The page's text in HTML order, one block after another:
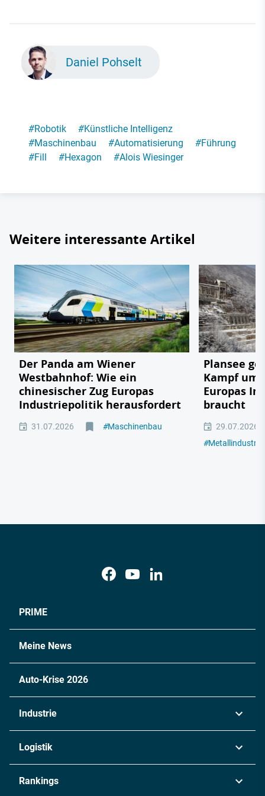
Daniel Pohselt
#Robotik #Künstliche Intelligenz
#Maschinenbau #Automatisierung #Führung
#Fill #Hexagon #Alois Wiesinger
Weitere interessante Artikel
Der Panda am Wiener
Westbahnhof: Wie ein
chinesischer Zug Europas
Industriepolitik herausfordert
31.07.2026 #Maschinenbau
Plansee
Kampf um
Europas
braucht
29.07.2026
#Metallindustrie
PRIME
Meine News
Auto-Krise 2026
Industrie
Chemie
Logistik
Rankings